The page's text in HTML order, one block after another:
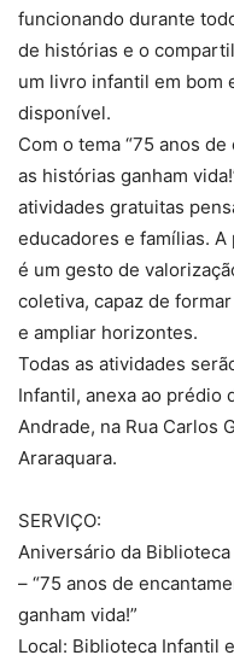
funcionando durante
de histórias e o
um livro infantil em bom
disponível.
Com o tema “75 anos
as histórias ganham
atividades gratuitas
educadores e famílias.
é um gesto de
coletiva, capaz de
e ampliar horizontes.
Todas as atividades
Infantil, anexa ao prédio
Andrade, na Rua Carlos
Araraquara.
SERVIÇO:
Aniversário da
– “75 anos de
ganham vida!”
Local: Biblioteca Infantil